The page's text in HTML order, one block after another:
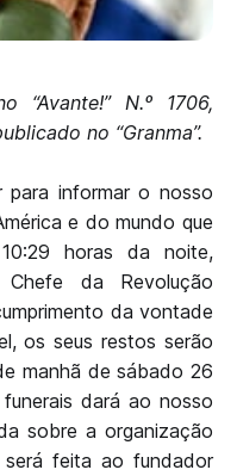
N.º 1706,
no “Granma”.
para informar o nosso
e do mundo que
horas da noite,
da Revolução
da vontade
os seus restos serão
manhã de sábado 26
dará ao nosso
sobre a organização
será feita ao fundador